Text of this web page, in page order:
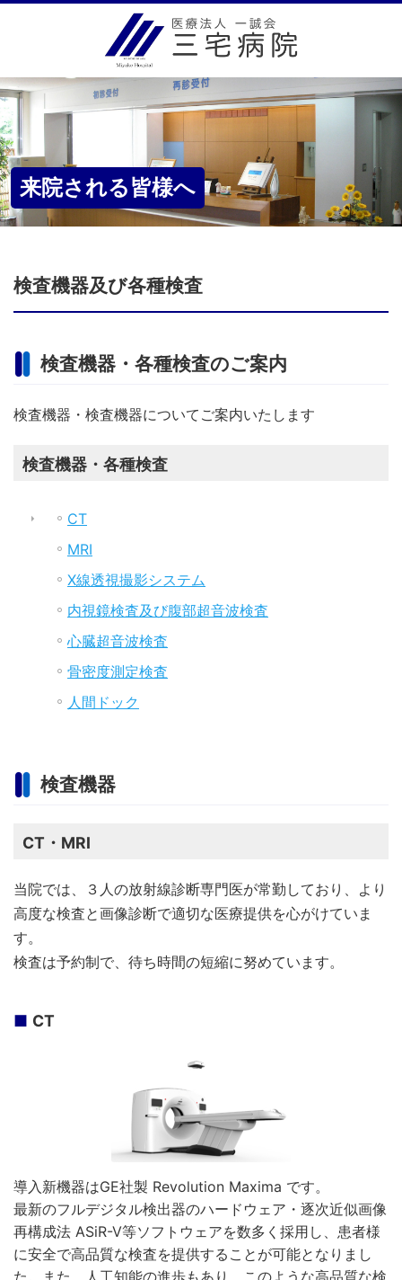
来院される皆様へ
検査機器及び各種検査
検査機器・各種検査のご案内
検査機器・検査機器についてご案内いたします
検査機器・各種検査
CT
MRI
X線透視撮影システム
内視鏡検査及び腹部超音波検査
心臓超音波検査
骨密度測定検査
人間ドック
検査機器
CT・MRI
当院では、３人の放射線診断専門医が常勤しており、より
高度な検査と画像診断で適切な医療提供を心がけていま
す。
検査は予約制で、待ち時間の短縮に努めています。
CT
導入新機器はGE社製 Revolution Maxima です。
最新のフルデジタル検出器のハードウェア・逐次近似画像
再構成法 ASiR-V等ソフトウェアを数多く採用し、患者様
に安全で高品質な検査を提供することが可能となりまし
た。また、人工知能の進歩もあり、このような高品質な検